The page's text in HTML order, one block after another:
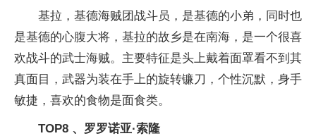
基拉，基德海贼团战斗员，是基德的小弟，同时也
是基德的心腹大将，基拉的故乡是在南海，是一个很喜
欢战斗的武士海贼。主要特征是头上戴着面罩看不到其
真面目，武器为装在手上的旋转镰刀，个性沉默，身手
敏捷，喜欢的食物是面食类。
TOP8 、罗罗诺亚·索隆